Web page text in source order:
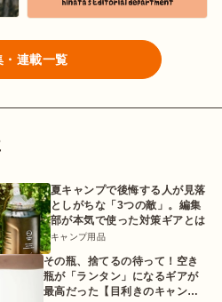
・連載一覧
夏キャンプで後悔する人が見落
としがちな「3つの敵」。編集
部が本気で使った対策ギアとは
キャンプ用品
その瓶、捨てるの待って！空き
瓶が「ランタン」になるギアが
最高だった【目利きのキャンプ